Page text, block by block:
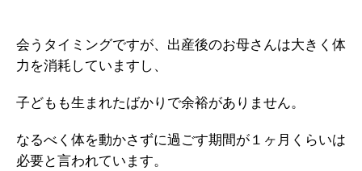
会うタイミングですが、出産後のお母さんは大きく体
力を消耗していますし、
子どもも生まれたばかりで余裕がありません。
なるべく体を動かさずに過ごす期間が１ヶ月くらいは
必要と言われています。